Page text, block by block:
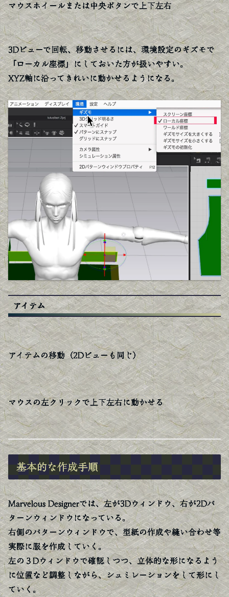
マウスホイールまたは中央ボタンで上下左右
3Dビューで回転、移動させるには、環境設定のギズモで
「ローカル座標」にしておいた方が扱いやすい。
XYZ軸に沿ってきれいに動かせるようになる。
アイテム
アイテムの移動（2Dビューも同じ）
マウスの左クリックで上下左右に動かせる
基本的な作成手順
Marvelous Designerでは、左が3Dウィンドウ、右が2Dパ
ターンウィンドウになっている。
右側のパターンウィンドウで、型紙の作成や縫い合わせ等
実際に服を作成していく。
左の３Dウィンドウで確認しつつ、立体的な形になるよう
に位置など調整しながら、シュミレーションをして形にし
ていく。